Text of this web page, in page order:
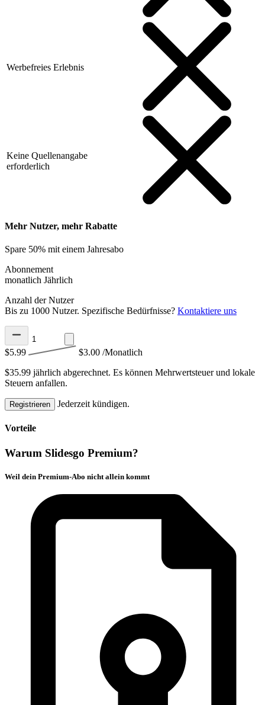
Werbefreies Erlebnis
Keine Quellenangabe
erforderlich
Mehr Nutzer, mehr Rabatte
Spare 50% mit einem Jahresabo
Abonnement
monatlich Jährlich
Anzahl der Nutzer
Bis zu 1000 Nutzer. Spezifische Bedürfnisse? Kontaktiere uns
$5.99 $3.00 /Monatlich
$35.99 jährlich abgerechnet. Es können Mehrwertsteuer und lokale
Steuern anfallen.
Registrieren Jederzeit kündigen.
Vorteile
Warum Slidesgo Premium?
Weil dein Premium-Abo nicht allein kommt